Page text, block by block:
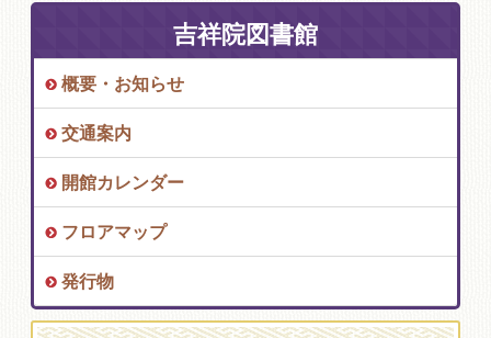
吉祥院図書館
概要・お知らせ
交通案内
開館カレンダー
フロアマップ
発行物